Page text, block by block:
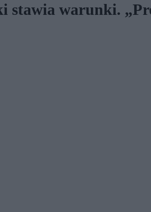
stawia warunki.